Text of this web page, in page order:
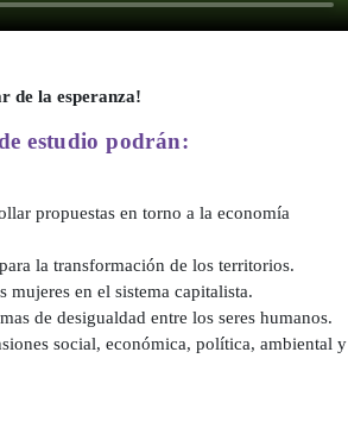
de la esperanza!
estudio podrán:
propuestas en torno a la economía
la transformación de los territorios.
mujeres en el sistema capitalista.
de desigualdad entre los seres humanos.
social, económica, política, ambiental y